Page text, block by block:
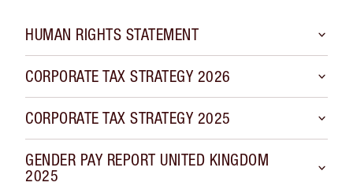
HUMAN RIGHTS STATEMENT
CORPORATE TAX STRATEGY 2026
CORPORATE TAX STRATEGY 2025
GENDER PAY REPORT UNITED KINGDOM
2025